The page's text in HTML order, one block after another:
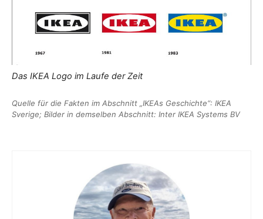
Das IKEA Logo im Laufe der Zeit
Quelle für die Fakten im Abschnitt „IKEAs Geschichte“: IKEA
Sverige; Bilder in demselben Abschnitt: Inter IKEA Systems BV